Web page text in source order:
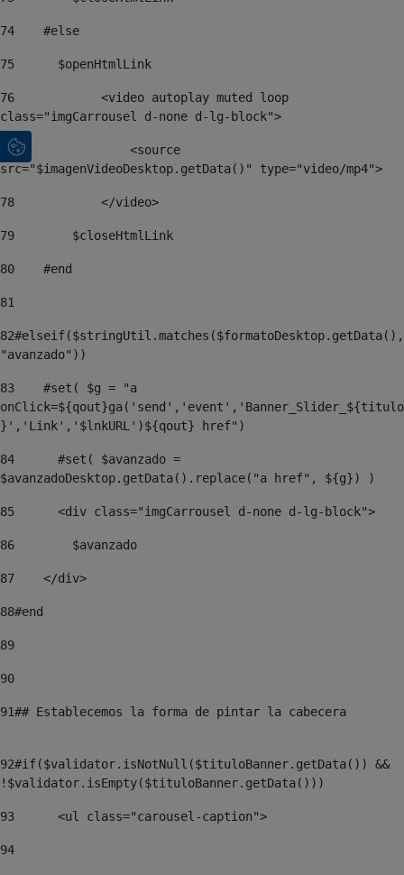
74
    #else
75
    	$openHtmlLink
76
            <video autoplay muted loop
class="imgCarrousel d-none d-lg-block">
77
                <source
src="$imagenVideoDesktop.getData()" type="video/mp4">
78
            </video>
79
        $closeHtmlLink
80
    #end
81
82#elseif($stringUtil.matches($formatoDesktop.getData(),
"avanzado"))
83
    #set( $g = "a
onClick=${qout}ga('send','event','Banner_Slider_${titulo
}','Link','$lnkURL')${qout} href")
84
$avanzadoDesktop.getData().replace("a href", ${g}) )
85
	<div class="imgCarrousel d-none d-lg-block">
86
        $avanzado
87
    </div>
88#end
89
90
91## Establecemos la forma de pintar la cabecera
92#if($validator.isNotNull($tituloBanner.getData()) &&
!$validator.isEmpty($tituloBanner.getData()))
93
	<ul class="carousel-caption">
94